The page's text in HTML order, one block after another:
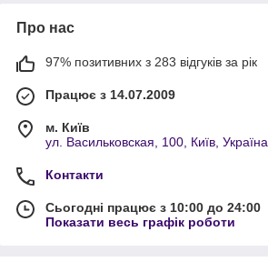
Про нас
97% позитивних з 283 відгуків за рік
Працює з 14.07.2009
м. Київ
ул. Васильковская, 100, Київ, Україна
Контакти
Сьогодні працює з 10:00 до 24:00
Показати весь графік роботи